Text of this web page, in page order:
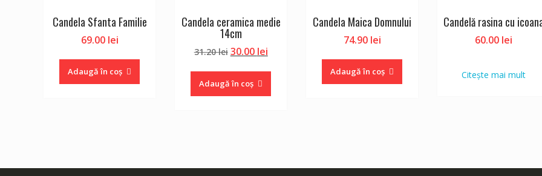
Candela Sfanta Familie
69.00 lei
Adaugă în coș
Candela ceramica medie
14cm
31.20lei Prețul
a
fost:
30.00 leiPrețul
Adaugă în coș
Candela Maica Domnului
74.90 lei
Adaugă în coș
Candelă rasina cu
60.00 lei
Citește mai mult